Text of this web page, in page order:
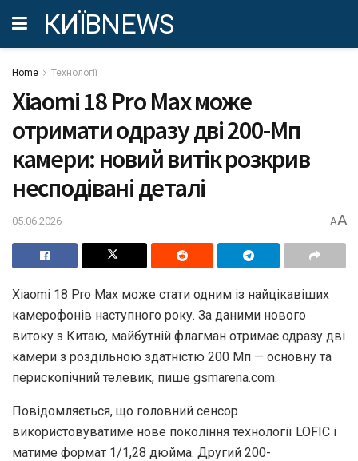
КИЇВNEWS
Home Технології
Xiaomi 18 Pro Max може
отримати одразу дві 200-Мп
камери: новий витік розкрив
несподівані деталі
05.06.2026 AA
Xiaomi 18 Pro Max може стати одним із найцікавіших
камерофонів наступного року. За даними нового
витоку з Китаю, майбутній флагман отримає одразу дві
камери з роздільною здатністю 200 Мп — основну та
перископічний телевик, пише gsmarena.com.
Повідомляється, що головний сенсор
використовуватиме нове покоління технології LOFIC і
матиме формат 1/1,28 дюйма. Другий 200-